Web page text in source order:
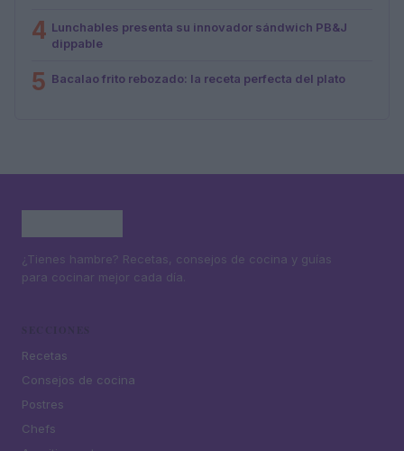
4 Lunchables presenta su innovador sándwich PB&J
dippable
5 Bacalao frito rebozado: la receta perfecta del plato
¿Tienes hambre? Recetas, consejos de cocina y guías
para cocinar mejor cada día.
Recetas
Consejos de cocina
Postres
Chefs